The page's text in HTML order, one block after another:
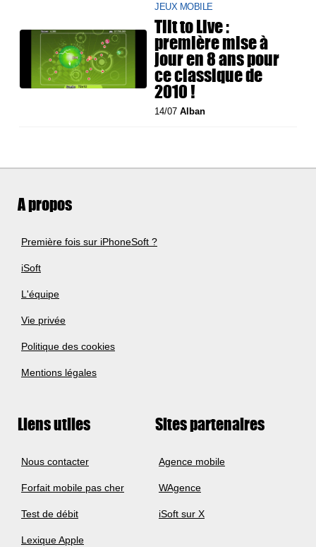
JEUX MOBILE
Tilt to Live :
première mise à
jour en 8 ans pour
ce classique de
2010 !
14/07Alban
A propos
Première fois sur iPhoneSoft ?
iSoft
L'équipe
Vie privée
Politique des cookies
Mentions légales
Liens utiles
Nous contacter
Forfait mobile pas cher
Test de débit
Lexique Apple
Sites partenaires
Agence mobile
WAgence
iSoft sur X